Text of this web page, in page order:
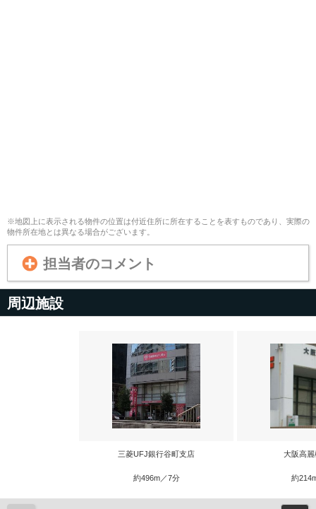
※地図上に表示される物件の位置は付近住所に所在することを表すものであり、実際の
物件所在地とは異なる場合がございます。
担当者のコメント
周辺施設
三菱UFJ銀行谷町支店
約496m／7分
大阪高
約